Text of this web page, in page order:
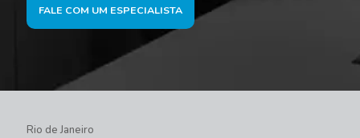
FALE COM UM ESPECIALISTA
Rio de Janeiro